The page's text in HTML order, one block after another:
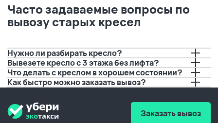
старую
плиту.
Водитель
позвонил,
предупредил
о
времени
Спасибо!!!
так
далеко.
А тут
с
вывозом.
И это
очень
удобно,
а
юбилей,
буквально
за пару
дней до
события.
Если бы
не вы,
видать
мне
Часто задаваемые вопросы по
вывозу старых кресел
Нужно ли разбирать кресло?
Вывезете кресло с 3 этажа без лифта?
Что делать с креслом в хорошем состоянии?
Как быстро можно заказать вывоз?
Заказать вывоз